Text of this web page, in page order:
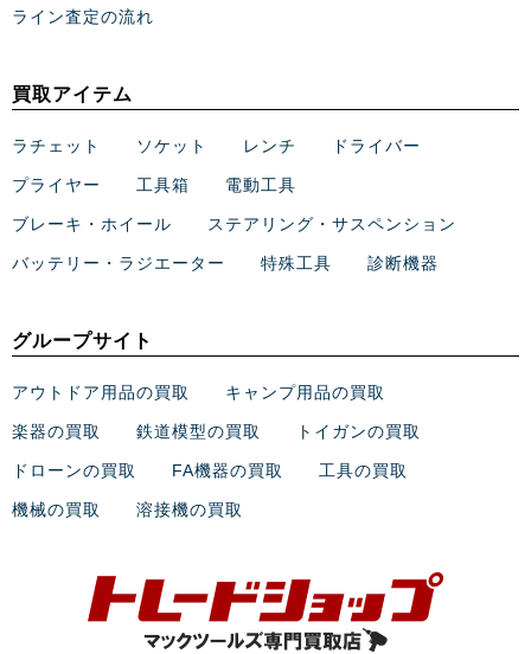
ライン査定の流れ
買取アイテム
ラチェット ソケット レンチ ドライバー
プライヤー 工具箱 電動工具
ブレーキ・ホイール ステアリング・サスペンション
バッテリー・ラジエーター 特殊工具 診断機器
グループサイト
アウトドア用品の買取 キャンプ用品の買取
楽器の買取 鉄道模型の買取 トイガンの買取
ドローンの買取 FA機器の買取 工具の買取
機械の買取 溶接機の買取